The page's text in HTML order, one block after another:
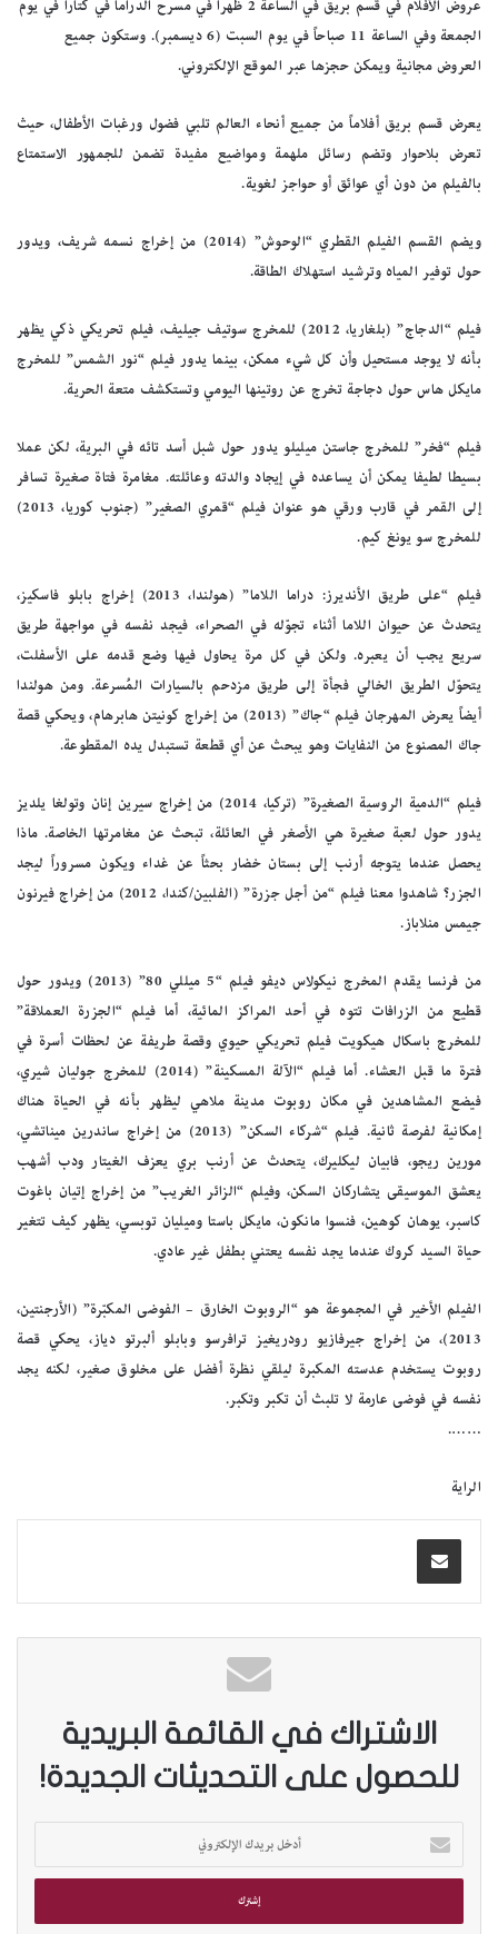
عروض الأفلام في قسم بريق في الساعة 2 ظهراً في مسرح الدراما في كتارا في يوم
الجمعة وفي الساعة 11 صباحاً في يوم السبت (6 ديسمبر). وستكون جميع
العروض مجانية ويمكن حجزها عبر الموقع الإلكتروني.
يعرض قسم بريق أفلاماً من جميع أنحاء العالم تلبي فضول ورغبات الأطفال، حيث
تعرض بلاحوار وتضم رسائل ملهمة ومواضيع مفيدة تضمن للجمهور الاستمتاع
بالفيلم من دون أي عوائق أو حواجز لغوية.
ويضم القسم الفيلم القطري “الوحوش” (2014) من إخراج نسمه شريف، ويدور
حول توفير المياه وترشيد استهلاك الطاقة.
فيلم “الدجاج” (بلغاريا، 2012) للمخرج سوتيف جيليف، فيلم تحريكي ذكي يظهر
بأنه لا يوجد مستحيل وأن كل شيء ممكن، بينما يدور فيلم “نور الشمس” للمخرج
مايكل هاس حول دجاجة تخرج عن روتينها اليومي وتستكشف متعة الحرية.
فيلم “فخر” للمخرج جاستن ميليلو يدور حول شبل أسد تائه في البرية، لكن عملا
بسيطا لطيفا يمكن أن يساعده في إيجاد والدته وعائلته. مغامرة فتاة صغيرة تسافر
إلى القمر في قارب ورقي هو عنوان فيلم “قمري الصغير” (جنوب كوريا، 2013)
للمخرج سو يونغ كيم.
فيلم “على طريق الأنديرز: دراما اللاما” (هولندا، 2013) إخراج بابلو فاسكيز،
يتحدث عن حيوان اللاما أثناء تجوّله في الصحراء، فيجد نفسه في مواجهة طريق
سريع يجب أن يعبره. ولكن في كل مرة يحاول فيها وضع قدمه على الأسفلت،
يتحوّل الطريق الخالي فجأة إلى طريق مزدحم بالسيارات المُسرعة. ومن هولندا
أيضاً يعرض المهرجان فيلم “جاك” (2013) من إخراج كونيتن هابرهام، ويحكي قصة
جاك المصنوع من النفايات وهو يبحث عن أي قطعة تستبدل يده المقطوعة.
فيلم “الدمية الروسية الصغيرة” (تركيا، 2014) من إخراج سيرين إنان وتولغا يلديز
يدور حول لعبة صغيرة هي الأصغر في العائلة، تبحث عن مغامرتها الخاصة. ماذا
يحصل عندما يتوجه أرنب إلى بستان خضار بحثاً عن غداء ويكون مسروراً ليجد
الجزر؟ شاهدوا معنا فيلم “من أجل جزرة” (الفلبين/كندا، 2012) من إخراج فيرنون
جيمس منلاباز.
من فرنسا يقدم المخرج نيكولاس ديفو فيلم “5 ميللي 80” (2013) ويدور حول
قطيع من الزرافات تتوه في أحد المراكز المائية، أما فيلم “الجزرة العملاقة”
للمخرج باسكال هيكويت فيلم تحريكي حيوي وقصة طريفة عن لحظات أسرة في
فترة ما قبل العشاء. أما فيلم “الآلة المسكينة” (2014) للمخرج جوليان شيري،
فيضع المشاهدين في مكان روبوت مدينة ملاهي ليظهر بأنه في الحياة هناك
إمكانية لفرصة ثانية. فيلم “شركاء السكن” (2013) من إخراج ساندرين ميناتشي،
مورين ريجو، فابيان ليكليرك، يتحدث عن أرنب بري يعزف الغيتار ودب أشهب
يعشق الموسيقى يتشاركان السكن، وفيلم “الزائر الغريب” من إخراج إتيان باغوت
كاسبر، يوهان كوهين، فنسوا مانكون، مايكل باستا وميليان توبسي، يظهر كيف تتغير
حياة السيد كروك عندما يجد نفسه يعتني بطفل غير عادي.
الفيلم الأخير في المجموعة هو “الروبوت الخارق – الفوضى المكبّرة” (الأرجنتين،
2013)، من إخراج جيرفازيو رودريغيز ترافرسو وبابلو ألبرتو دياز، يحكي قصة
روبوت يستخدم عدسته المكبرة ليلقي نظرة أفضل على مخلوق صغير، لكنه يجد
نفسه في فوضى عارمة لا تلبث أن تكبر وتكبر.
…….
الراية
الاشتراك في القائمة البريدية
للحصول على التحديثات الجديدة!
خ
ب